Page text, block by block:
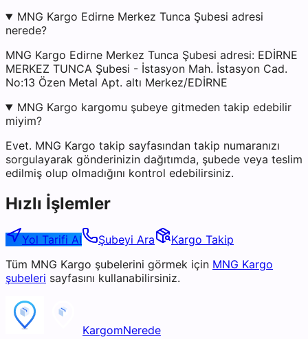
MNG Kargo Edirne Merkez Tunca Şubesi adresi
nerede?
MNG Kargo Edirne Merkez Tunca Şubesi adresi: EDİRNE
MERKEZ TUNCA Şubesi - İstasyon Mah. İstasyon Cad.
No:13 Özen Metal Apt. altı Merkez/EDİRNE
MNG Kargo kargomu şubeye gitmeden takip edebilir
miyim?
Evet. MNG Kargo takip sayfasından takip numaranızı
sorgulayarak gönderinizin dağıtımda, şubede veya teslim
edilmiş olup olmadığını kontrol edebilirsiniz.
Hızlı İşlemler
Yol Tarifi Al Şubeyi Ara
Kargo Takip
Tüm MNG Kargo şubelerini görmek için MNG Kargo
şubeleri sayfasını kullanabilirsiniz.
KargomNerede